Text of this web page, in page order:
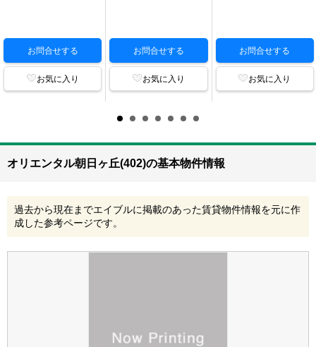
お問合せする
お気に入り
お問合せする
お気に入り
お問合せする
お気に入り
オリエンタル朝日ヶ丘(402)の基本物件情報
過去から現在までエイブルに掲載のあった賃貸物件情報を元に作
成した参考ページです。